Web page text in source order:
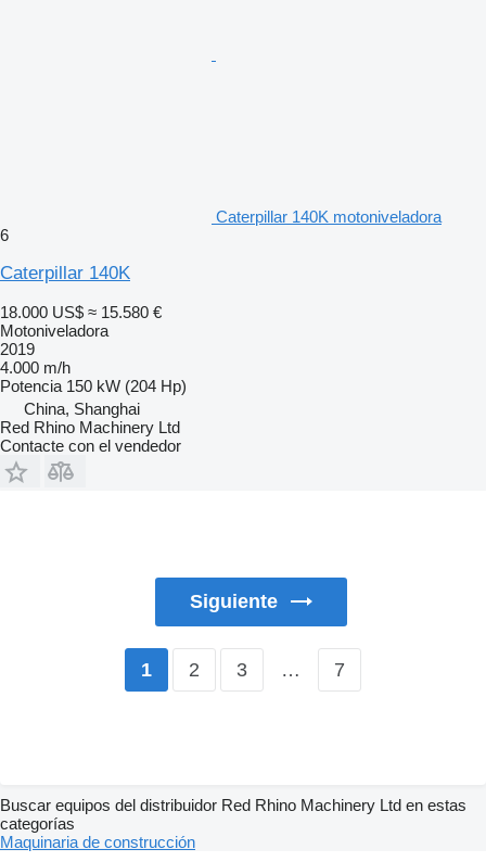
Caterpillar 140K motoniveladora
6
Caterpillar 140K
18.000 US$ ≈ 15.580 €
Motoniveladora
2019
4.000 m/h
Potencia 150 kW (204 Hp)
China, Shanghai
Red Rhino Machinery Ltd
Contacte con el vendedor
Siguiente
1 2 3 … 7
Buscar equipos del distribuidor Red Rhino Machinery Ltd en estas
categorías
Maquinaria de construcción